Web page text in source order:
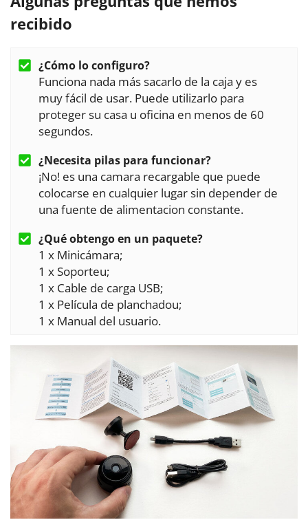
recibido
¿Cómo lo configuro?
Funciona nada más sacarlo de la caja y es
muy fácil de usar. Puede utilizarlo para
proteger su casa u oficina en menos de 60
segundos.
¿Necesita pilas para funcionar?
¡No! es una camara recargable que puede
colocarse en cualquier lugar sin depender de
una fuente de alimentacion constante.
¿Qué obtengo en un paquete?
1 x Minicámara;
1 x Soporteu;
1 x Cable de carga USB;
1 x Película de planchadou;
1 x Manual del usuario.